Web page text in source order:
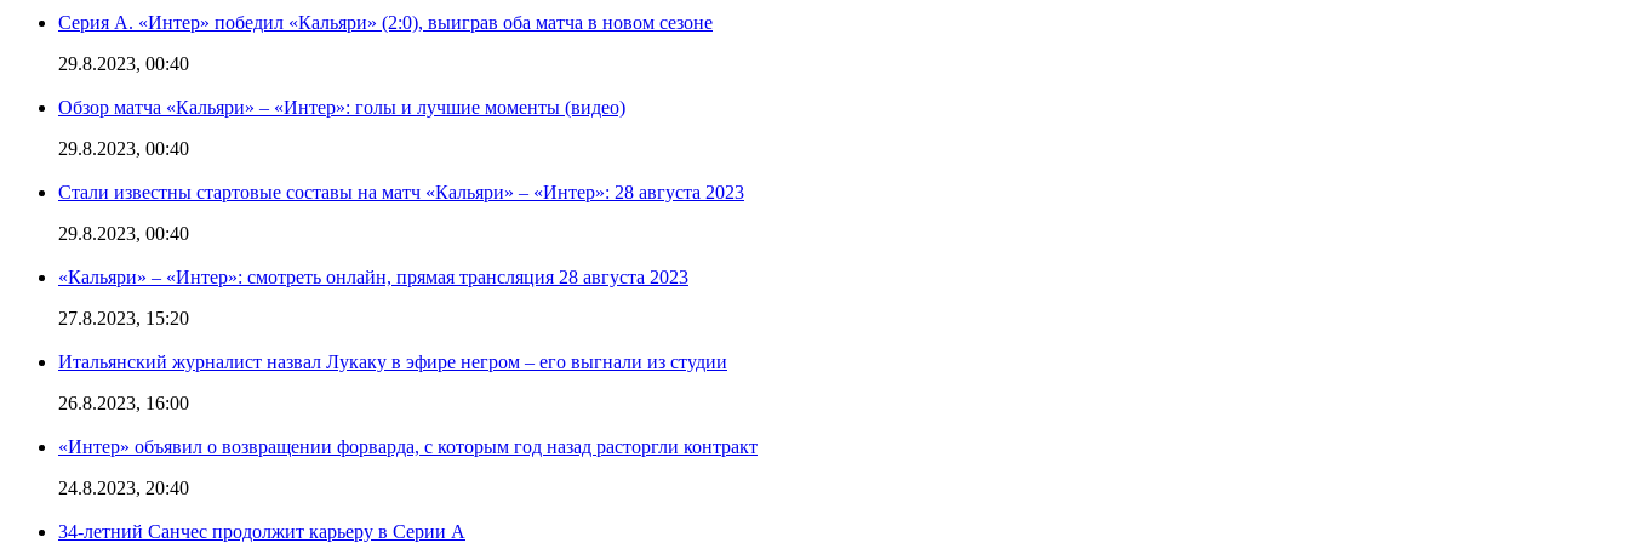
Серия А. «Интер» победил «Кальяри» (2:0), выиграв оба матча в новом сезоне
29.8.2023, 00:40
Обзор матча «Кальяри» – «Интер»: голы и лучшие моменты (видео)
29.8.2023, 00:40
Стали известны стартовые составы на матч «Кальяри» – «Интер»: 28 августа 2023
29.8.2023, 00:40
«Кальяри» – «Интер»: смотреть онлайн, прямая трансляция 28 августа 2023
27.8.2023, 15:20
Итальянский журналист назвал Лукаку в эфире негром – его выгнали из студии
26.8.2023, 16:00
«Интер» объявил о возвращении форварда, с которым год назад расторгли контракт
24.8.2023, 20:40
34-летний Санчес продолжит карьеру в Серии А